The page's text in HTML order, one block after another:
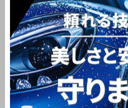
中古車買取で有利な条件を引
備と冷静な姿勢が不可欠です
空港エリアのような激戦区では
定基準に違いがあるため、落ち
とが大切です。焦って即決せず
受けることで、より高額な査定
が高まります。